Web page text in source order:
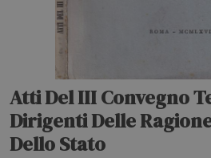
Atti Del III Convegno
Dirigenti Delle
Dello Stato